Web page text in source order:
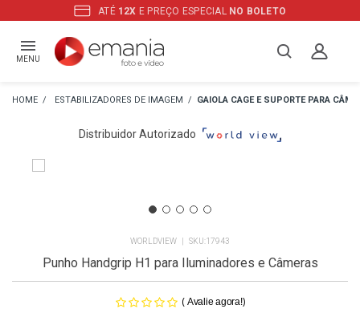
E PREÇO ESPECIALNO BOLETO
MENU
ESTABILIZADORES DE IMAGEM GAIOLA CAGE E SUPORTE PARA
Distribuidor Autorizado
WORLDVIEW 17943
Punho Handgrip H1 para Iluminadores e Câmeras
( Avalie agora!)